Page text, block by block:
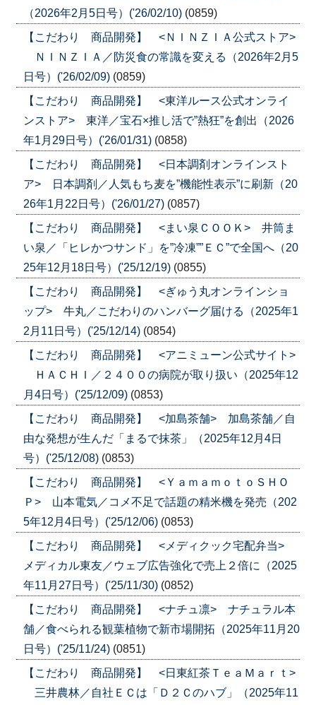
（2026年2月5日号）('26/02/10) (0859)
【こだわり 商品開発】 <ＮＩＮＺＩＡ公式ストア>
ＮＩＮＺＩＡ／防災食の常識を変える（2026年2月5
日号）('26/02/09) (0859)
【こだわり 商品開発】 <東洋ルース公式オンライ
ンストア> 東洋／宝石×推し活で”熱狂”を創出（2026
年1月29日号）('26/01/31) (0858)
【こだわり 商品開発】 <日本調剤オンラインスト
ア> 日本調剤／人気もち麦を”機能性表示”に刷新（20
26年1月22日号）('26/01/27) (0857)
【こだわり 商品開発】 <まい泉ＣＯＯＫ> 井筒ま
い泉／「ヒレかつサンド」を”冷凍””ＥＣ”で全国へ（20
25年12月18日号）('25/12/19) (0855)
【こだわり 商品開発】 <ぎゅう丸オンラインショ
ップ> 牛丸／こだわりのハンバーグ届ける（2025年1
2月11日号）('25/12/14) (0854)
【こだわり 商品開発】 <アニミューン公式サイト>
ＨＡＣＨＩ／２４００の病院が取り扱い（2025年12
月4日号）('25/12/09) (0853)
【こだわり 商品開発】 <加島茶舗> 加島茶舗／自
由な発想が生んだ「まるで抹茶」（2025年12月4日
号）('25/12/08) (0853)
【こだわり 商品開発】 <ＹａｍａｍｏｔｏＳＨＯ
Ｐ> 山本電気／コメ不足で話題の精米機を発売（202
5年12月4日号）('25/12/06) (0853)
【こだわり 商品開発】 <メディクック宅配弁当>
メディカル東友／ウェブ広告強化で売上２倍に（2025
年11月27日号）('25/11/30) (0852)
【こだわり 商品開発】 <ナチュ凛> ナチュラル本
舗／食べられる観葉植物で新市場開拓（2025年11月20
日号）('25/11/24) (0851)
【こだわり 商品開発】 <日東紅茶ＴｅａＭａｒｔ>
三井農林／自社ＥＣは「Ｄ２Ｃのハブ」（2025年11